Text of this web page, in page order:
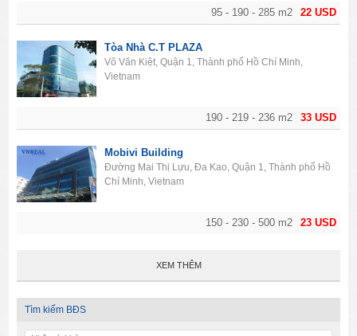
22 USD
95 - 190 - 285 m2
33 USD
190 - 219 - 236 m2
Tòa Nhà C.T PLAZA
Võ Văn Kiệt, Quận 1, Thành phố Hồ Chí Minh,
Vietnam
23 USD
150 - 230 - 500 m2
Mobivi Building
Đường Mai Thị Lựu, Đa Kao, Quận 1, Thành phố Hồ
Chí Minh, Vietnam
XEM THÊM
Tìm kiếm BĐS